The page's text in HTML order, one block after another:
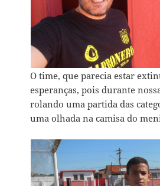
O time, que parecia estar
esperanças, pois durante
rolando uma partida das
uma olhada na camisa do